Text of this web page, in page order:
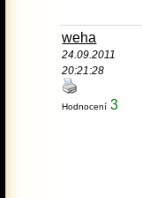
weha
24.09.2011
20:21:28
Hodnocení 3